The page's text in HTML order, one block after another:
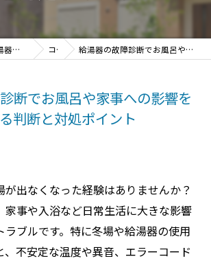
さいたま市で給湯器の見積・設置・交換なら「武蔵野住設」 コラム 給湯器の故障診断でお風呂や家事への影響を最小限に抑える判断と対処ポイント
断でお風呂や家事への影響を
判断と対処ポイント
出なくなった経験はありませんか？
家事や入浴など日常生活に大きな影響
ラブルです。特に冬場や給湯器の使用
、不安定な温度や異音、エラーコード